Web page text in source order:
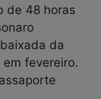
de 48 horas
da
fevereiro.